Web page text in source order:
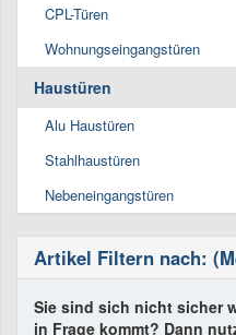
CPL-Türen
Wohnungseingangstüren
Haustüren
Alu Haustüren
Stahlhaustüren
Nebeneingangstüren
Artikel Filtern nach:
Sie sind sich nicht sicher
in Frage kommt? Dann